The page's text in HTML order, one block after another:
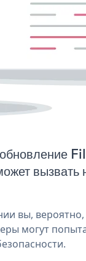
обновление
вы,
могут